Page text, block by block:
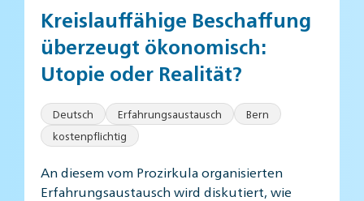
Kreislauffähige Beschaffung
überzeugt ökonomisch:
Utopie oder Realität?
Deutsch Erfahrungsaustausch
Bern
kostenpflichtig
An diesem vom Prozirkula organisierten
Erfahrungsaustausch wird diskutiert, wie